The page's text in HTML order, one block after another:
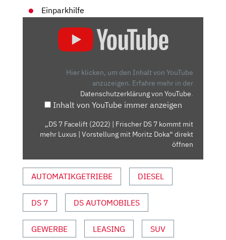
Einparkhilfe
KOMMT
|
VORSTELLUNG
MIT
MORITZ
VON
Hier klicken, um den Inhalt von YouTube
anzuzeigen. Erfahre mehr in der
Datenschutzerklärung von YouTube.
Inhalt von YouTube immer anzeigen
„DS 7 Facelift (2022) | Frischer DS 7 kommt mit
mehr Luxus | Vorstellung mit Moritz Doka“ direkt
öffnen
AUTOMATIKGETRIEBE DIESEL
DS 7 DS AUTOMOBILES
GEWERBE LEASING SUV